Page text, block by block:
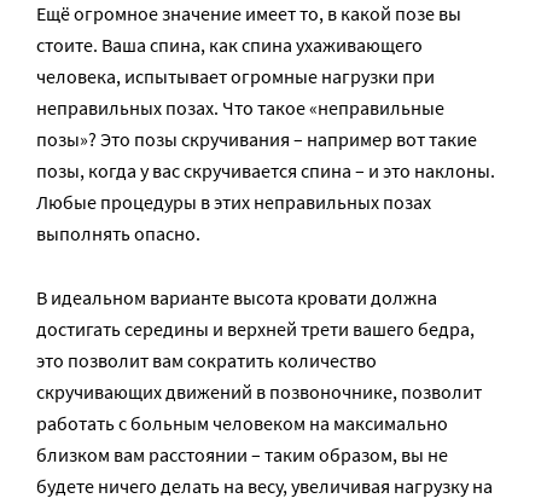
Ещё огромное значение имеет то, в какой позе вы
стоите. Ваша спина, как спина ухаживающего
человека, испытывает огромные нагрузки при
неправильных позах. Что такое «неправильные
позы»? Это позы скручивания – например вот такие
позы, когда у вас скручивается спина – и это наклоны.
Любые процедуры в этих неправильных позах
выполнять опасно.
В идеальном варианте высота кровати должна
достигать середины и верхней трети вашего бедра,
это позволит вам сократить количество
скручивающих движений в позвоночнике, позволит
работать с больным человеком на максимально
близком вам расстоянии – таким образом, вы не
будете ничего делать на весу, увеличивая нагрузку на